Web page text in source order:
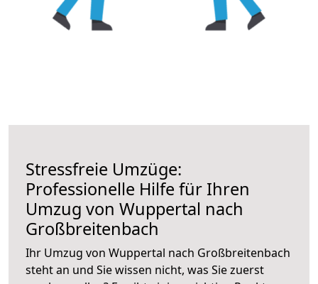
Stressfreie Umzüge:
Professionelle Hilfe für Ihren
Umzug von Wuppertal nach
Großbreitenbach
Ihr Umzug von Wuppertal nach Großbreitenbach
steht an und Sie wissen nicht, was Sie zuerst